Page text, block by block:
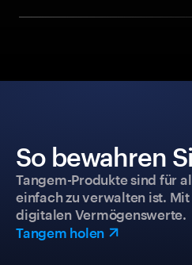
So bewahren
Tangem-Produkte sind für
einfach zu verwalten ist.
digitalen Vermögenswerte.
Tangem holen